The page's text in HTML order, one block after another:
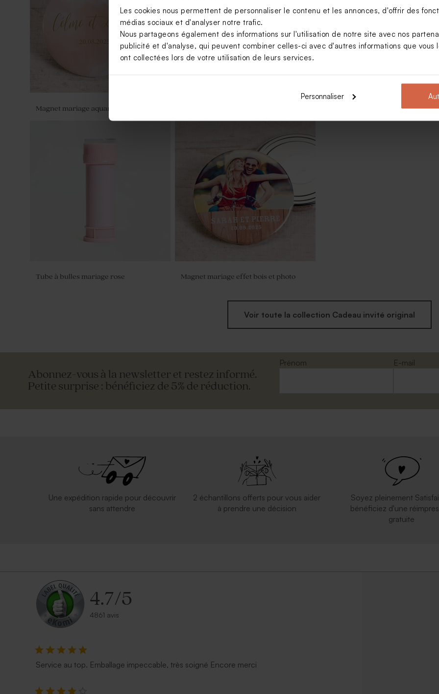
Les cookies nous permettent de personnaliser le contenu et les annonces, d'offrir des
médias sociaux et d'analyser notre trafic.
Nous partageons également des informations sur l'utilisation de notre site avec nos
publicité et d'analyse, qui peuvent combiner celles-ci avec d'autres informations que vous
ont collectées lors de votre utilisation de leurs services.
Personnaliser
Magnet mariage aquarelle rose poudré Magnet mariage fleurs
Tube à bulles mariage rose Magnet mariage effet bois et photo
Voir toute la collection Cadeau invité original
Abonnez-vous à la newsletter et restez informé.
Petite surprise : bénéficiez de 5% de réduction.
Prénom
E-mail
Une expédition rapide pour découvrir
sans attendre
2 échantillons offerts pour vous aider
à prendre une décision
Soyez pleinement
bénéficiez d'une
gratuite
4.7/5
4861 avis
Service au top. Emballage impeccable, très soigné Encore merci